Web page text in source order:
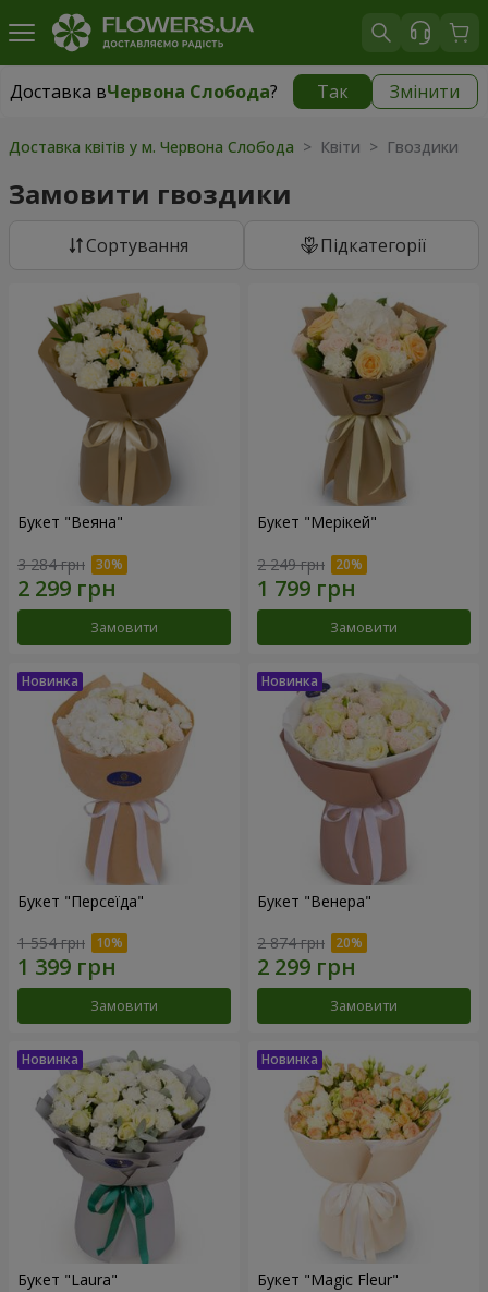
Доставка вЧервона Слобода? Так Змінити
Доставка вЧервона Слобода|безкоштовно
Доставка квітів у м. Червона Слобода > Квіти > Гвоздики
Замовити гвоздики
Сортування Підкатегорії
Букет "Веяна"
3 284 грн
Замовити
Букет "Мерікей"
2 249 грн
Замовити
Букет "Персеїда"
1 554 грн
Замовити
Букет "Венера"
2 874 грн
Замовити
Букет "Laura" Букет "Magic Fleur"